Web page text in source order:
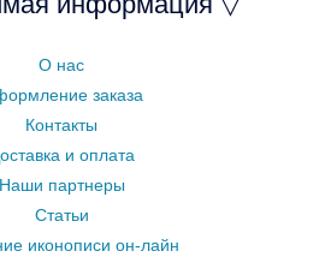
О нас
заказа
Контакты
и оплата
Наши партнеры
Статьи
иконописи он-лайн